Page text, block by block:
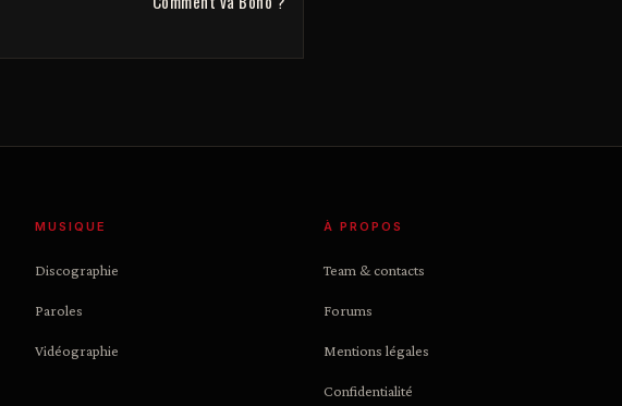
MUSIQUE
Discographie
Paroles
Vidéographie
À PROPOS
Team & contacts
Forums
Mentions légales
Confidentialité